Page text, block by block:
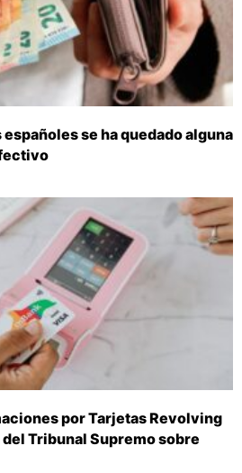
se ha quedado alguna
por Tarjetas Revolving
Tribunal Supremo sobre